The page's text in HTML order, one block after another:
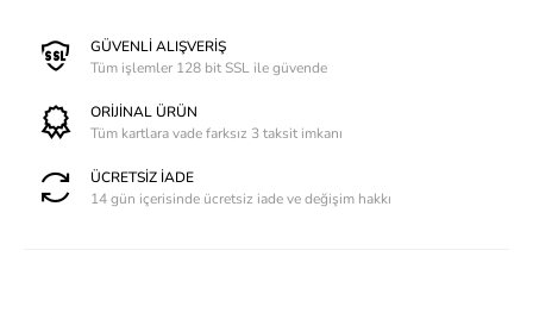
GÜVENLİ ALIŞVERİŞ
Tüm işlemler 128 bit SSL ile güvende
ORİJİNAL ÜRÜN
Tüm kartlara vade farksız 3 taksit imkanı
ÜCRETSİZ İADE
14 gün içerisinde ücretsiz iade ve değişim hakkı